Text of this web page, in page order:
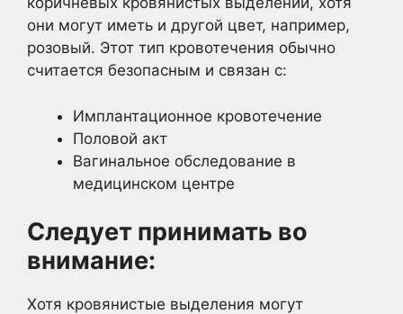
они могут иметь и другой цвет, например,
розовый. Этот тип кровотечения обычно
считается безопасным и связан с:
Имплантационное кровотечение
Половой акт
Вагинальное обследование в
медицинском центре
Следует принимать во
внимание:
Хотя кровянистые выделения могут